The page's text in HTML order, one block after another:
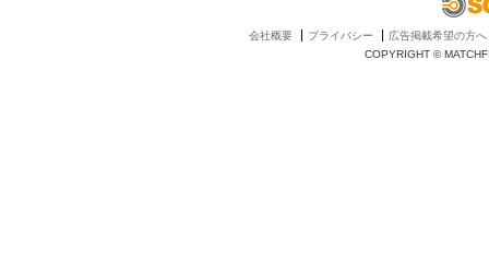
会社概要 プライバシー
広告掲載希望の方へ
COPYRIGHT ©